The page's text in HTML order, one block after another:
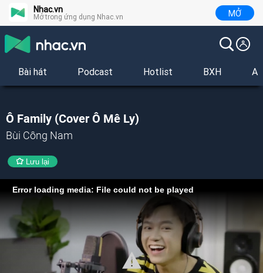
Nhac.vn
Mở trong ứng dụng Nhac.vn MỞ
Bài hát Podcast Hotlist BXH
Ô Family (Cover Ô Mê Ly)
Bùi Công Nam
Lưu lại
Error loading media: File could not be played